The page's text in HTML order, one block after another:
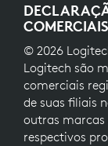
COMERCIAIS
© 2026
Logitech são
comerciais
de suas filiais
outras marcas
respectivos